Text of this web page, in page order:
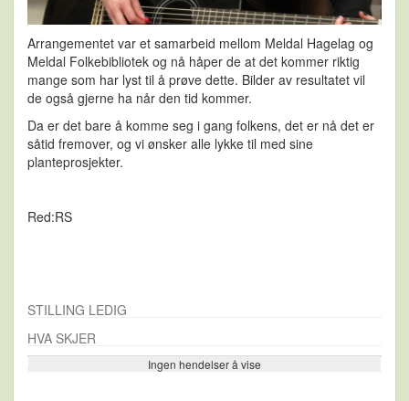
Arrangementet var et samarbeid mellom Meldal Hagelag og
Meldal Folkebibliotek og nå håper de at det kommer riktig
mange som har lyst til å prøve dette. Bilder av resultatet vil
de også gjerne ha når den tid kommer.
Da er det bare å komme seg i gang folkens, det er nå det er
såtid fremover, og vi ønsker alle lykke til med sine
planteprosjekter.
Red:RS
STILLING LEDIG
HVA SKJER
Ingen hendelser å vise
Se flere…